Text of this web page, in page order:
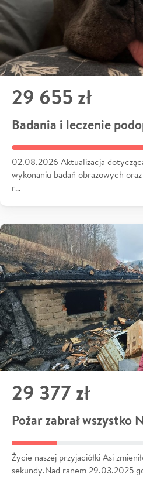
29 655 zł
Badania i leczenie
02.08.2026 Aktualizacja
wykonaniu badań obrazowych
r…
29 377 zł
Pożar zabrał wszystko
Życie naszej przyjaciółki Asi
sekundy.Nad ranem 29.03.2025